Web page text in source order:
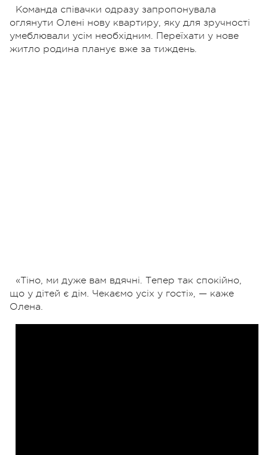
Команда співачки одразу запропонувала
оглянути Олені нову квартиру, яку для зручності
умеблювали усім необхідним. Переїхати у нове
житло родина планує вже за тиждень.
«Тіно, ми дуже вам вдячні. Тепер так спокійно,
що у дітей є дім. Чекаємо усіх у гості», — каже
Олена.